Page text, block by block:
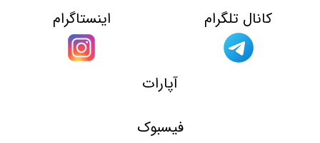
کانال تلگرام اینستاگرام
آپارات
فیسبوک